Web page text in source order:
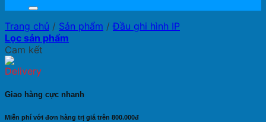
Trang chủ / Sản phẩm / Đầu ghi hình IP
Lọc sản phẩm
Cam kết
Giao hàng cực nhanh
Miễn phí với đơn hàng trị giá trên 800.000đ